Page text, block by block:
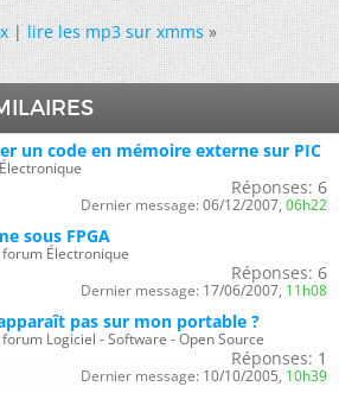
|lire les mp3 sur xmms »
un code en mémoire externe sur PIC
Réponses: 6
Dernier message: 06/12/2007, 06h22
sous FPGA
Électronique
Réponses: 6
Dernier message: 17/06/2007, 11h08
pas sur mon portable ?
Logiciel - Software - Open Source
Réponses: 1
Dernier message: 10/10/2005, 10h39